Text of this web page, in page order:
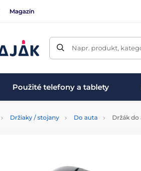
Magazín
Napr. produkt,
Použité telefony a tablety
Držiaky / stojany Do auta Držák do